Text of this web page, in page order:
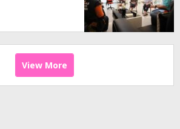
View More